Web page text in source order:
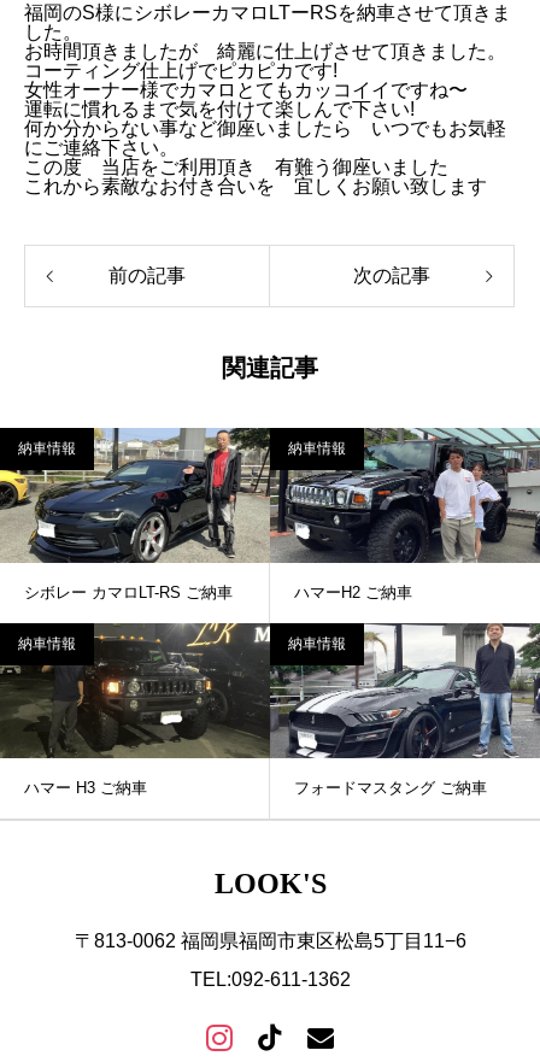
福岡のS様にシボレーカマロLTーRSを納車させて頂きま
した。
お時間頂きましたが 綺麗に仕上げさせて頂きました。
コーティング仕上げでピカピカです!
女性オーナー様でカマロとてもカッコイイですね〜
運転に慣れるまで気を付けて楽しんで下さい!
何か分からない事など御座いましたら いつでもお気軽
にご連絡下さい。
この度 当店をご利用頂き 有難う御座いました
これから素敵なお付き合いを 宜しくお願い致します
前の記事 次の記事
関連記事
納車情報
シボレー カマロLT-RS ご納車
納車情報
ハマーH2 ご納車
納車情報
ハマー H3 ご納車
納車情報
フォードマスタング ご納車
LOOK'S
〒813-0062 福岡県福岡市東区松島5丁目11−6
TEL:092-611-1362